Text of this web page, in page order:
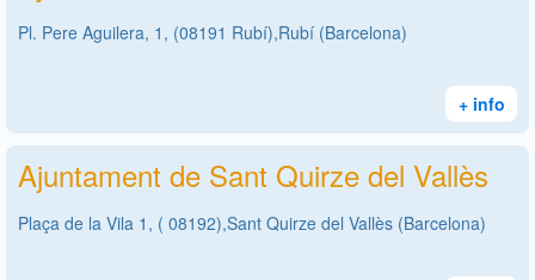
Pl. Pere Aguilera, 1, (08191 Rubí),Rubí (Barcelona)
+ info
Ajuntament de Sant Quirze del Vallès
Plaça de la Vila 1, ( 08192),Sant Quirze del Vallès (Barcelona)